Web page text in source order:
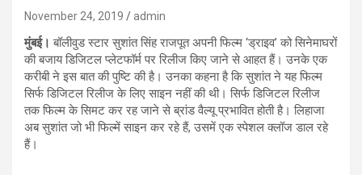
November 24, 2019 admin
मुंबई। बॉलीवुड स्टार सुशांत सिंह राजपूत अपनी फिल्म ‘ड्राइव’ को सिनेमाघरों
की बजाय डिजिटल प्लेटफॉर्म पर रिलीज किए जाने से आहत हैं। उनके एक
करीबी ने इस बात की पुष्टि की है। उनका कहना है कि सुशांत ने यह फिल्‍म
सिर्फ डिजिटल रिलीज के लिए साइन नहीं की थी। सिर्फ डिजिटल रिलीज
तक फिल्म के सिमट कर रह जाने से ब्रांड वैल्‍यू प्रभावित होती है। लिहाजा
अब सुशांत जो भी फिल्‍में साइन कर रहे हैं, उसमें एक स्पेशल क्लॉज डाल रहे
हैं।